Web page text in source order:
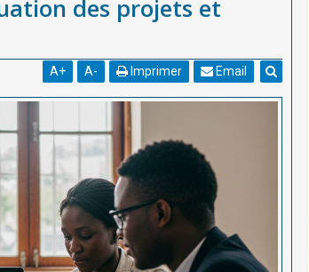
des projets et
A+ A- Imprimer Email